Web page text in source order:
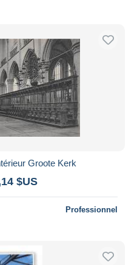
Groote Kerk
$US
Professionnel